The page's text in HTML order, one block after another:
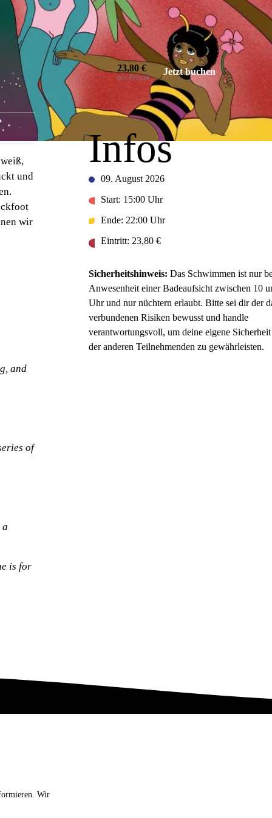
23,80 €
pro Person
Jetzt buchen
VISITOR INFORMATION
Infos
09. August 2026
Start: 15:00 Uhr
Ende: 22:00 Uhr
Eintritt: 23,80 €
Sicherheitshinweis: Das Schwimmen ist nur
Anwesenheit einer Badeaufsicht zwischen 10
Uhr und nur nüchtern erlaubt. Bitte sei dir der
verbundenen Risiken bewusst und handle
verantwortungsvoll, um deine eigene
der anderen Teilnehmenden zu gewährleisten.
und
wir
and
of
a
is for
Wir